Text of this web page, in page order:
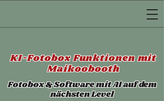
KI-Fotobox Funktionen mit
Maikoobooth
Fotobox & Software mit AI auf dem
nächsten Level